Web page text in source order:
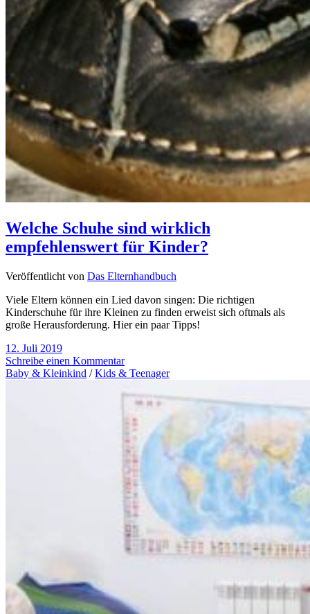
Welche Schuhe sind wirklich
empfehlenswert für Kinder?
Veröffentlicht von Das Elternhandbuch
Viele Eltern können ein Lied davon singen: Die richtigen
Kinderschuhe für ihre Kleinen zu finden erweist sich oftmals als
große Herausforderung. Hier ein paar Tipps!
12. Juli 2019
Schreibe einen Kommentar
Baby & Kleinkind /Kids & Teenager